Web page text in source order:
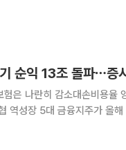
농협손해보험까지 신규 고
순익 13조 돌파⋯증
은 나란히 감소대손비용율
넘는 순이익을 거뒀다.
5대 금융지주(KB·신한·하나·